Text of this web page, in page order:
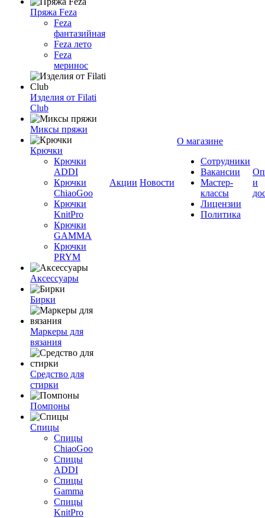
Пряжа Feza
Feza
фантазийная
Feza лето
Feza
меринос
Изделия от Filati
Club
Миксы пряжи
Крючки
Крючки
ADDI
Крючки
ChiaoGoo
Крючки
KnitPro
Крючки
GAMMA
Крючки
PRYM
Аксессуары
Бирки
Маркеры для
вязания
Средство для
стирки
Помпоны
Спицы
Спицы
ChiaoGoo
Спицы
ADDI
Спицы
Gamma
Спицы
KnitPro
Акции Новости
О магазине
Сотрудники
Вакансии
Мастер-
классы
Лицензии
Политика
и